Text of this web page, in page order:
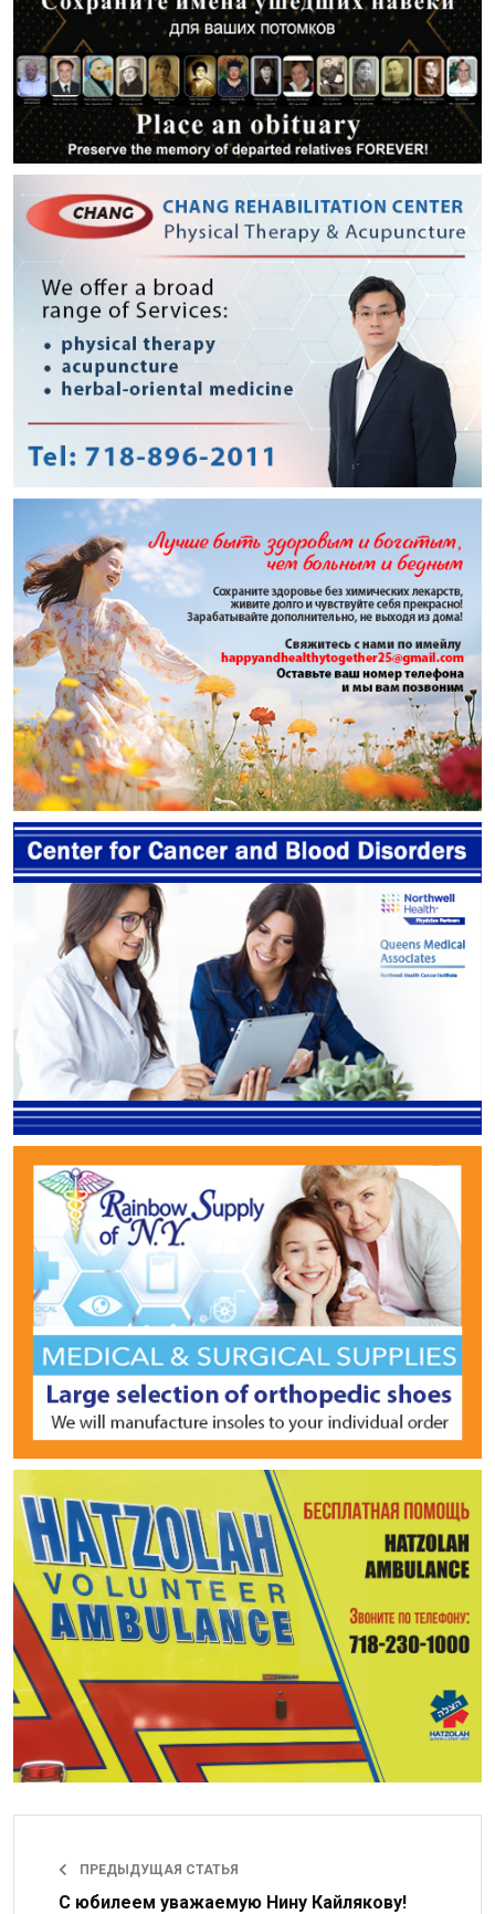
ПРЕДЫДУЩАЯ СТАТЬЯ
С юбилеем уважаемую Нину Кайлякову!